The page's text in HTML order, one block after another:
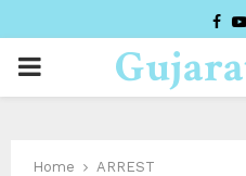
PRIMARY
Home ARREST